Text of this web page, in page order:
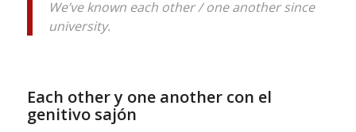
We’ve known each other / one another since
university.
Each other y one another con el
genitivo sajón